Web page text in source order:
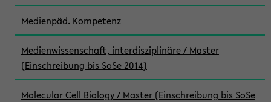
Medienpäd. Kompetenz
Medienwissenschaft, interdisziplinäre / Master
(Einschreibung bis SoSe 2014)
Molecular Cell Biology / Master (Einschreibung bis SoSe